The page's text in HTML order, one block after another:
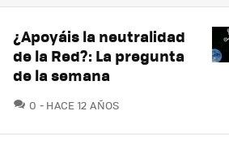
¿Apoyáis la neutralidad
de la Red?: La pregunta
de la semana
0 COMENTARIOS
HACE 12 AÑOS